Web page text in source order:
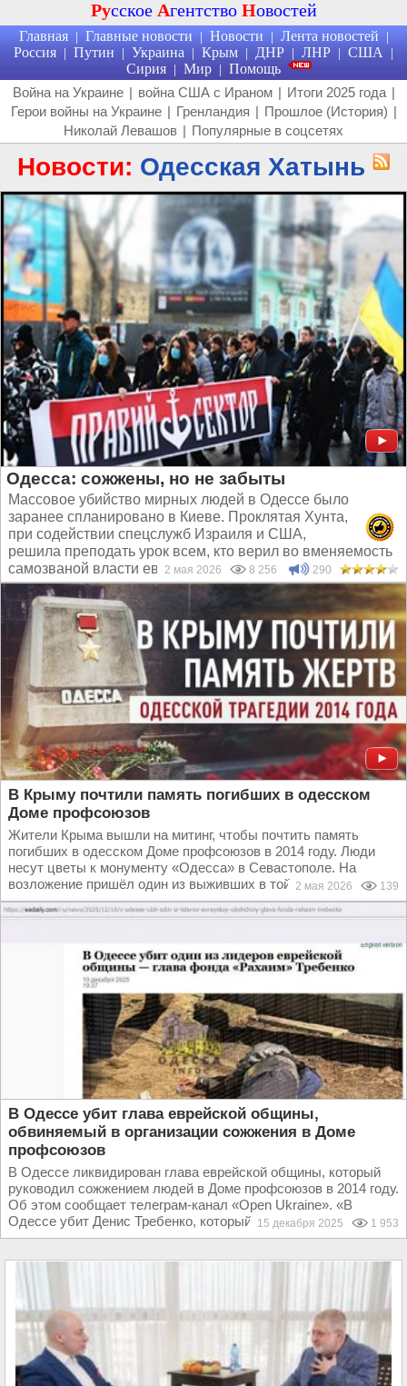
Русское Агентство Новостей
Главная | Главные новости | Новости | Лента новостей |
Россия | Путин | Украина | Крым | ДНР | ЛНР | США |
Сирия | Мир | Помощь
Война на Украине | война США с Ираном | Итоги 2025 года |
Герои войны на Украине | Гренландия | Прошлое (История) |
Николай Левашов | Популярные в соцсетях
Новости: Одесская Хатынь
Одесса: сожжены, но не забыты
Массовое убийство мирных людей в Одессе было
заранее спланировано в Киеве. Проклятая Хунта,
при содействии спецслужб Израиля и США,
решила преподать урок всем, кто верил во вменяемость
самозваной власти еврейского меньшинства...
2 мая 2026 8 256 290
В Крыму почтили память погибших в одесском
Доме профсоюзов
Жители Крыма вышли на митинг, чтобы почтить память
погибших в одесском Доме профсоюзов в 2014 году. Люди
несут цветы к монументу «Одесса» в Cевастополе. На
возложение пришёл один из выживших в той трагедии...
2 мая 2026 139
В Одессе убит глава еврейской общины,
обвиняемый в организации сожжения в Доме
профсоюзов
В Одессе ликвидирован глава еврейской общины, который
руководил сожжением людей в Доме профсоюзов в 2014 году.
Об этом сообщает телеграм-канал «Open Ukraine». «В
Одессе убит Денис Требенко, который руководил...
15 декабря 2025 1 953